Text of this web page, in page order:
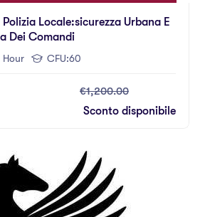
Locale:sicurezza Urbana E
Dei Comandi
Hour CFU:60
€1,200.00
Sconto disponibile